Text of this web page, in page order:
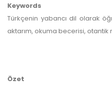
Keywords
Türkçenin yabancı dil olarak
aktarım, okuma becerisi, otantik
Özet